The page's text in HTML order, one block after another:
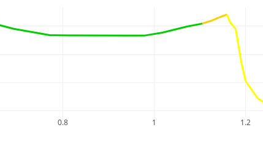
0.8 1 1.2